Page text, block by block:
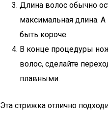
Длина волос обычно
максимальная длина.
быть короче.
В конце процедуры
волос, сделайте
плавными.
Эта стрижка отлично